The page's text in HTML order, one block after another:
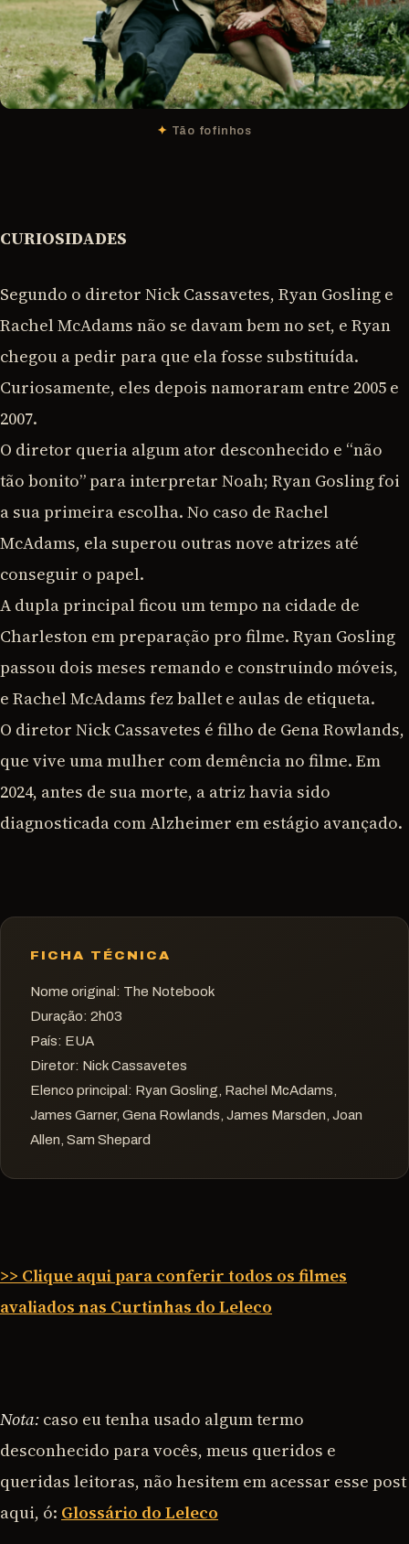
Tão fofinhos
CURIOSIDADES
Segundo o diretor Nick Cassavetes, Ryan Gosling e
Rachel McAdams não se davam bem no set, e Ryan
chegou a pedir para que ela fosse substituída.
Curiosamente, eles depois namoraram entre 2005 e
2007.
O diretor queria algum ator desconhecido e “não
tão bonito” para interpretar Noah; Ryan Gosling foi
a sua primeira escolha. No caso de Rachel
McAdams, ela superou outras nove atrizes até
conseguir o papel.
A dupla principal ficou um tempo na cidade de
Charleston em preparação pro filme. Ryan Gosling
passou dois meses remando e construindo móveis,
e Rachel McAdams fez ballet e aulas de etiqueta.
O diretor Nick Cassavetes é filho de Gena Rowlands,
que vive uma mulher com demência no filme. Em
2024, antes de sua morte, a atriz havia sido
diagnosticada com Alzheimer em estágio avançado.
FICHA TÉCNICA
Nome original: The Notebook
Duração: 2h03
País: EUA
Diretor: Nick Cassavetes
Elenco principal: Ryan Gosling, Rachel McAdams,
James Garner, Gena Rowlands, James Marsden, Joan
Allen, Sam Shepard
>> Clique aqui para conferir todos os filmes
avaliados nas Curtinhas do Leleco
Nota: caso eu tenha usado algum termo
desconhecido para vocês, meus queridos e
queridas leitoras, não hesitem em acessar esse post
aqui, ó: Glossário do Leleco